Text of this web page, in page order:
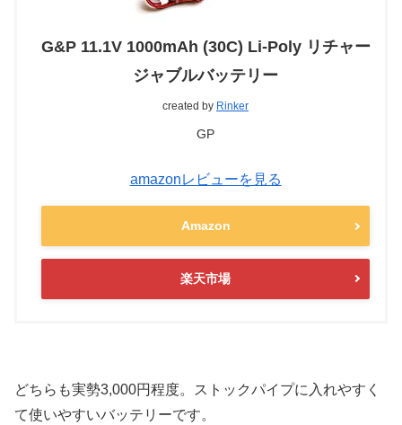
G&P 11.1V 1000mAh (30C) Li-Poly リチャー
ジャブルバッテリー
created by Rinker
GP
amazonレビューを見る
Amazon
楽天市場
どちらも実勢3,000円程度。ストックパイプに入れやすく
て使いやすいバッテリーです。